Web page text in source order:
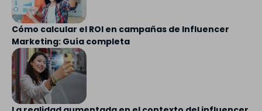
Cómo calcular el ROI en campañas de Influencer
Marketing: Guía completa